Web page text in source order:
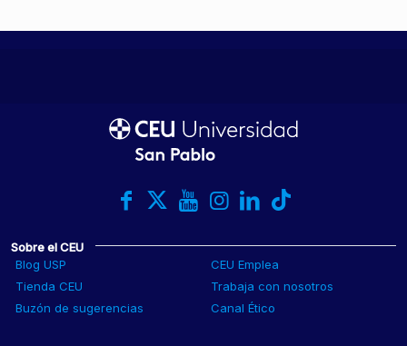
Sobre el CEU
Blog USP
CEU Emplea
Tienda CEU
Trabaja con nosotros
Buzón de sugerencias
Canal Ético